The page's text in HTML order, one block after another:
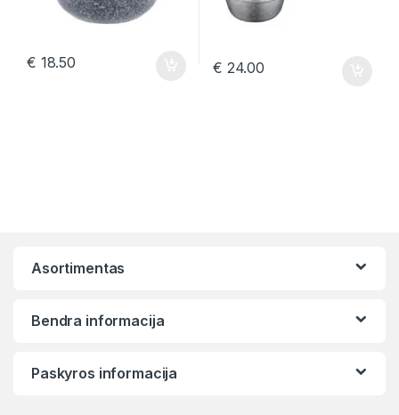
€ 18.50 € 24.00
Asortimentas
Bendra informacija
Paskyros informacija